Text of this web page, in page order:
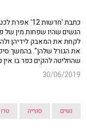
כתבת 'חדשות
הנשים שהיו שפחות מין של
לקחת את המאבק לידיהן
את הגורל שלהן". בהמשך
שהחליטה להקים כפר בו אין
30/06/2019
נשים סוריה